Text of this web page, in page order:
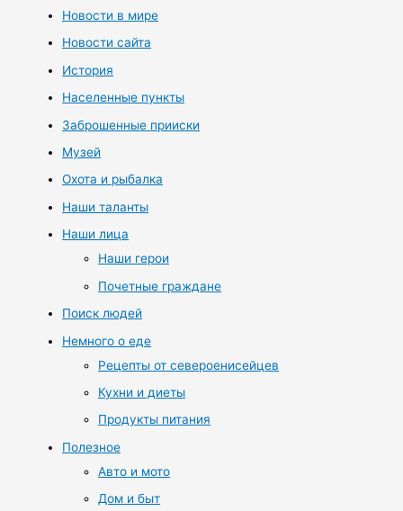
Новости в мире
Новости сайта
История
Населенные пункты
Заброшенные прииски
Музей
Охота и рыбалка
Наши таланты
Наши лица
Наши герои
Почетные граждане
Поиск людей
Немного о еде
Рецепты от североенисейцев
Кухни и диеты
Продукты питания
Полезное
Авто и мото
Дом и быт